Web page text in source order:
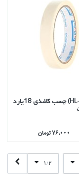
(HL-159) چسب كاغذي 18يارد
76,000 تومان
1/2